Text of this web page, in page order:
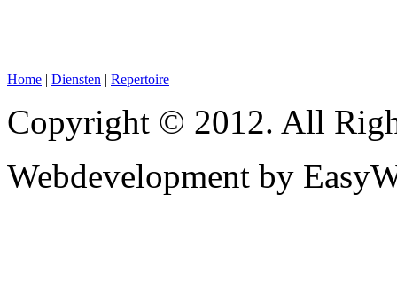
Home | Diensten | Repertoire
Copyright © 2012. All
Webdevelopment by